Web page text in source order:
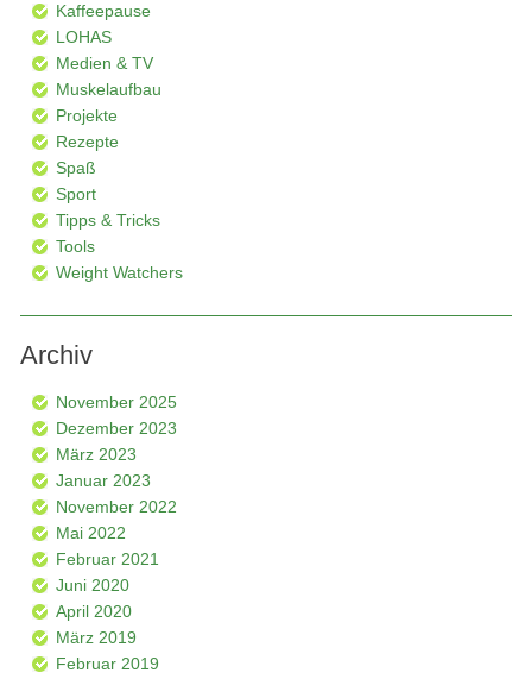
Kaffeepause
LOHAS
Medien & TV
Muskelaufbau
Projekte
Rezepte
Spaß
Sport
Tipps & Tricks
Tools
Weight Watchers
Archiv
November 2025
Dezember 2023
März 2023
Januar 2023
November 2022
Mai 2022
Februar 2021
Juni 2020
April 2020
März 2019
Februar 2019